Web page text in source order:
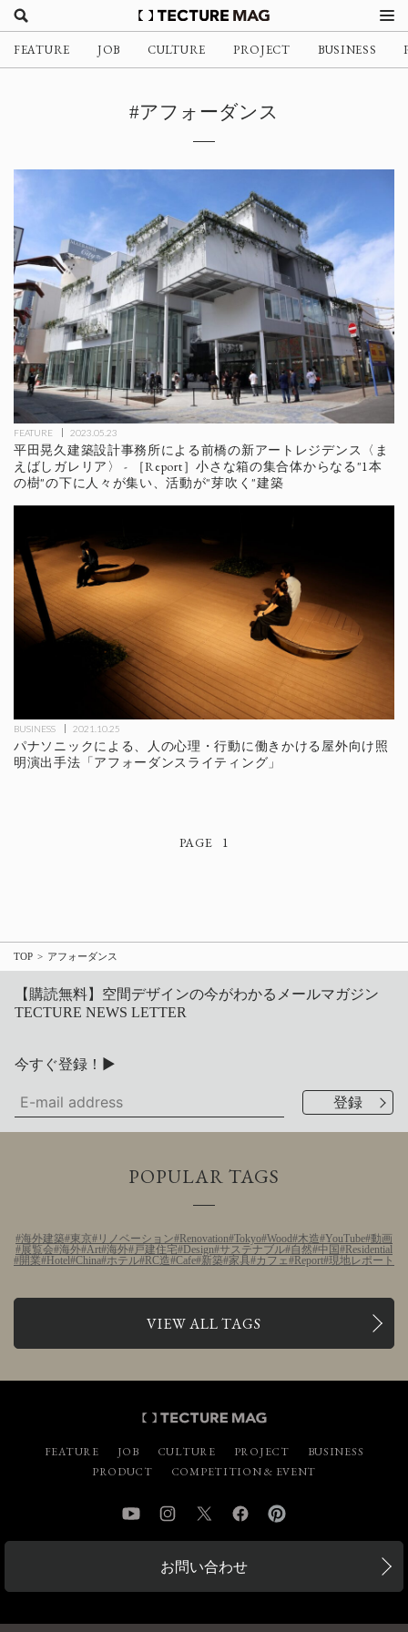
FEATURE JOB CULTURE PROJECT BUSINESS
#アフォーダンス
FEATURE 2023.05.23
平田晃久建築設計事務所による前橋の新アートレジデンス〈ま
えばしガレリア〉 - ［Report］小さな箱の集合体からなる"1本
の樹"の下に人々が集い、活動が"芽吹く"建築
BUSINESS 2021.10.25
パナソニックによる、人の心理・行動に働きかける屋外向け照
明演出手法「アフォーダンスライティング」
1
TOP アフォーダンス
【購読無料】空間デザインの今がわかるメールマガジン
TECTURE NEWS LETTER
今すぐ登録！▶
POPULAR TAGS
海外建築 東京 リノベーション Renovation Tokyo Wood 木造 YouTube 動画
展覧会 海外 Art 海外 戸建住宅 Design サステナブル 自然 中国
Residential
開業
Hotel China ホテル RC造 Cafe 新築 家具 カフェ Report 現地レポート
VIEW ALL TAGS
FEATURE JOB CULTURE PROJECT
BUSINESS
PRODUCT
COMPETITION & EVENT
YouTube InstagramTwitter Facebook
お問い合わせ